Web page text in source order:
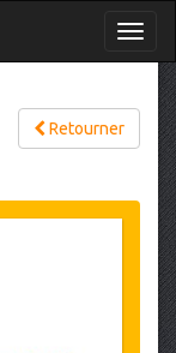
Retourner